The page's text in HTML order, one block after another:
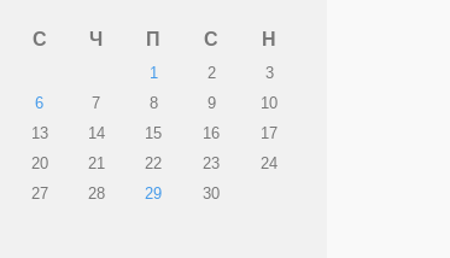
С Ч П С Н
1 2
3
6 7 8 9
10
13 14 15 16
17
20 21 22 23
24
27 28 29 30